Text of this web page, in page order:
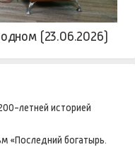
(23.06.2026)
летней историей
«Последний богатырь.